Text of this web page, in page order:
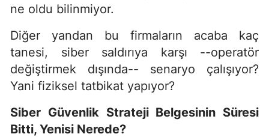
ne oldu bilinmiyor.
Diğer yandan bu firmaların acaba kaç
tanesi, siber saldırıya karşı --operatör
değiştirmek dışında-- senaryo çalışıyor?
Yani fiziksel tatbikat yapıyor?
Siber Güvenlik Strateji Belgesinin Süresi
Bitti, Yenisi Nerede?